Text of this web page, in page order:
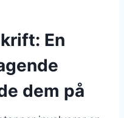
En
dem på